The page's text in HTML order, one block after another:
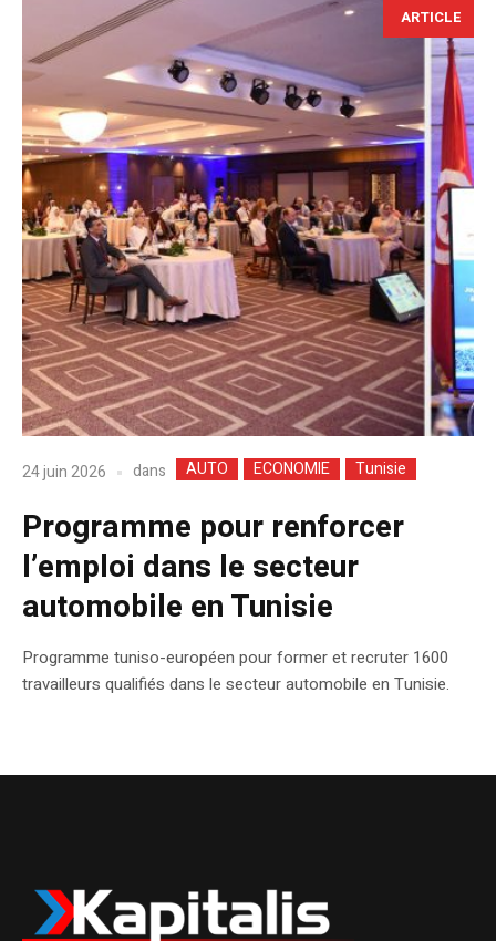
ARTICLE
24 juin 2026 dans AUTO ECONOMIE Tunisie
Programme pour renforcer
l’emploi dans le secteur
automobile en Tunisie
Programme tuniso-européen pour former et recruter 1600
travailleurs qualifiés dans le secteur automobile en Tunisie.